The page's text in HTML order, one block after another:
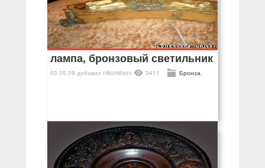
лампа, бронзовый светильник
03.05.09 добавил nikomitaev 3411 Бронза.